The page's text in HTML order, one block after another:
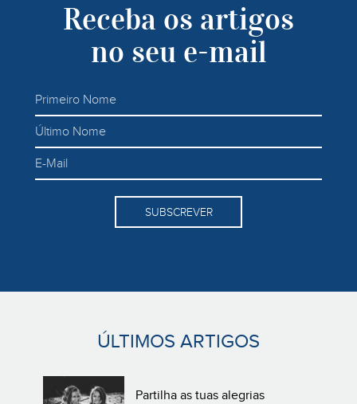
Receba os artigos
no seu e-mail
SUBSCREVER
ÚLTIMOS ARTIGOS
Partilha as tuas alegrias